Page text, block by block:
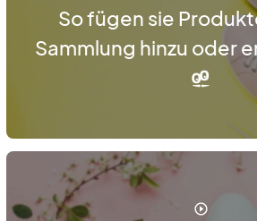
So fügen sie
Sammlung hinzu oder